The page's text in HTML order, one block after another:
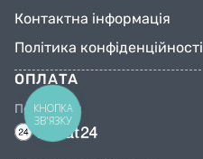
Контактна інформація
Політика конфіденційності
ОПЛАТА
Переказом
КНОПКА
ЗВ'ЯЗКУ